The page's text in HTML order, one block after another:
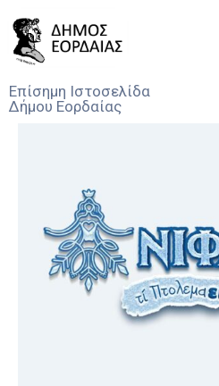
Επίσημη Ιστοσελίδα
Δήμου Εορδαίας
Υπηρεσίες
Δήμου